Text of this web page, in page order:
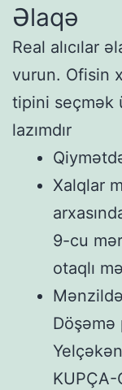
Əlaqə
Real alıcılar
vurun. Ofisin
tipini seçmək
lazımdır
Xalqlar
9-cu
otaqlı
KUPÇA-